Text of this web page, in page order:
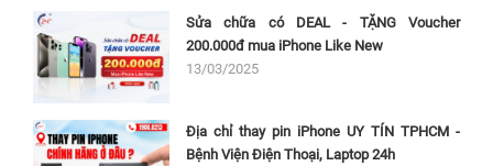
Sửa chữa có DEAL - TẶNG Voucher
200.000đ mua iPhone Like New
13/03/2025
Địa chỉ thay pin iPhone UY TÍN TPHCM -
Bệnh Viện Điện Thoại, Laptop 24h